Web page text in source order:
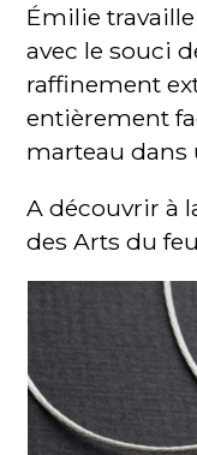
Émilie
avec le souci
raffinement
entièrement
marteau dans
A découvrir à
des Arts du feu